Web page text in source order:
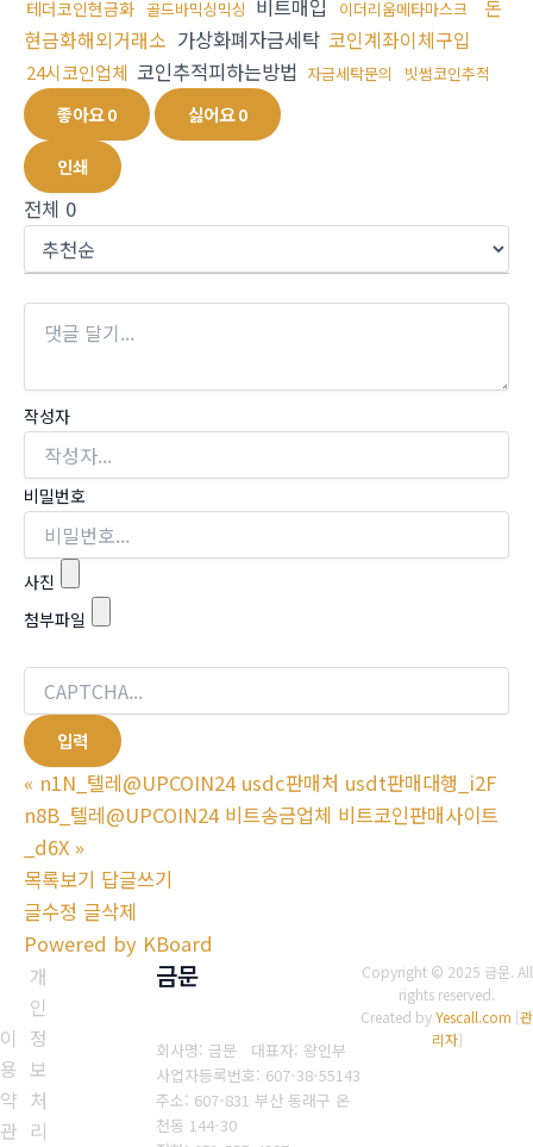
테더코인현금화 골드바믹싱믹싱 비트매입 이더리움메타마스크
돈
현금화해외거래소 가상화폐자금세탁 코인계좌이체구입
24시코인업체 코인추적피하는방법 자금세탁문의 빗썸코인추적
좋아요0 싫어요0
인쇄
전체 0
작성자
비밀번호
사진
첨부파일
« n1N_텔레@UPCOIN24 usdc판매처 usdt판매대행_i2F
n8B_텔레@UPCOIN24 비트송금업체 비트코인판매사이트
_d6X »
목록보기 답글쓰기
글수정 글삭제
Powered by KBoard
이
용
약
관
개
인
정
보
처
리
금문
회사명: 금문 대표자: 왕인부
사업자등록번호: 607-38-55143
주소: 607-831 부산 동래구 온
천동 144-30
Copyright © 2025 금문. All
rights reserved.
Created byYescall.com [관
리자]